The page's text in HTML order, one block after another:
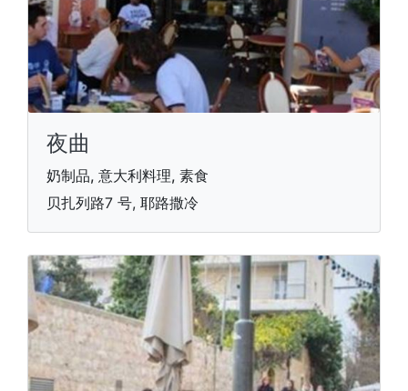
夜曲
奶制品, 意大利料理, 素食
贝扎列路7 号, 耶路撒冷